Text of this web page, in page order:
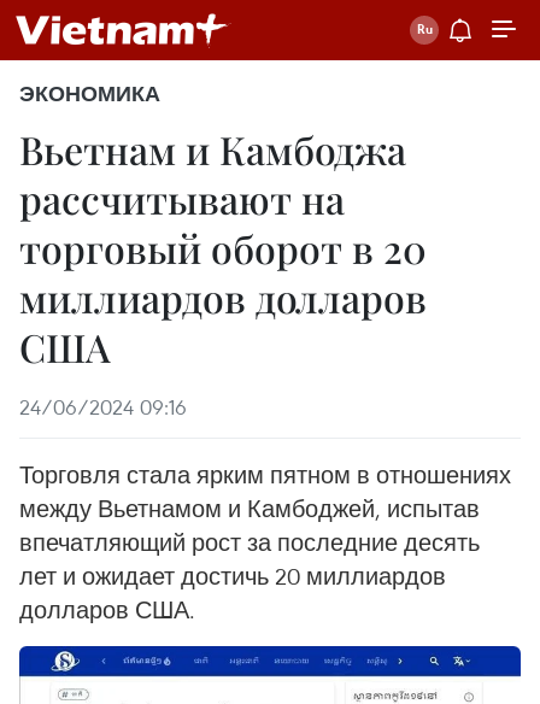
ЭКОНОМИКА
Вьетнам и Камбоджа
рассчитывают на
торговый оборот в 20
миллиардов долларов
США
24/06/2024 09:16
Торговля стала ярким пятном в отношениях
между Вьетнамом и Камбоджей, испытав
впечатляющий рост за последние десять
лет и ожидает достичь 20 миллиардов
долларов США.